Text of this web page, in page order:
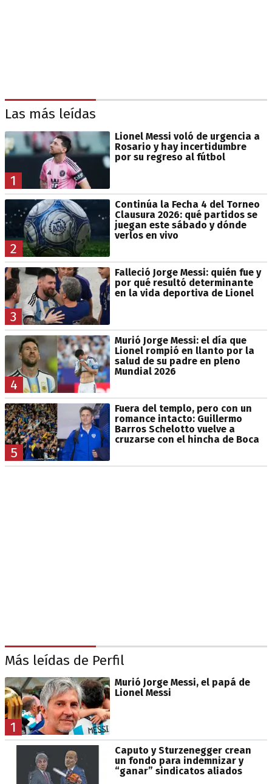
Las más leídas
1
Lionel Messi voló de urgencia a
Rosario y hay incertidumbre
por su regreso al fútbol
2
Continúa la Fecha 4 del Torneo
Clausura 2026: qué partidos se
juegan este sábado y dónde
verlos en vivo
3
Falleció Jorge Messi: quién fue y
por qué resultó determinante
en la vida deportiva de Lionel
4
Murió Jorge Messi: el día que
Lionel rompió en llanto por la
salud de su padre en pleno
Mundial 2026
5
Fuera del templo, pero con un
romance intacto: Guillermo
Barros Schelotto vuelve a
cruzarse con el hincha de Boca
Más leídas de Perfil
1
Murió Jorge Messi, el papá de
Lionel Messi
Caputo y Sturzenegger crean
un fondo para indemnizar y
“ganar” sindicatos aliados